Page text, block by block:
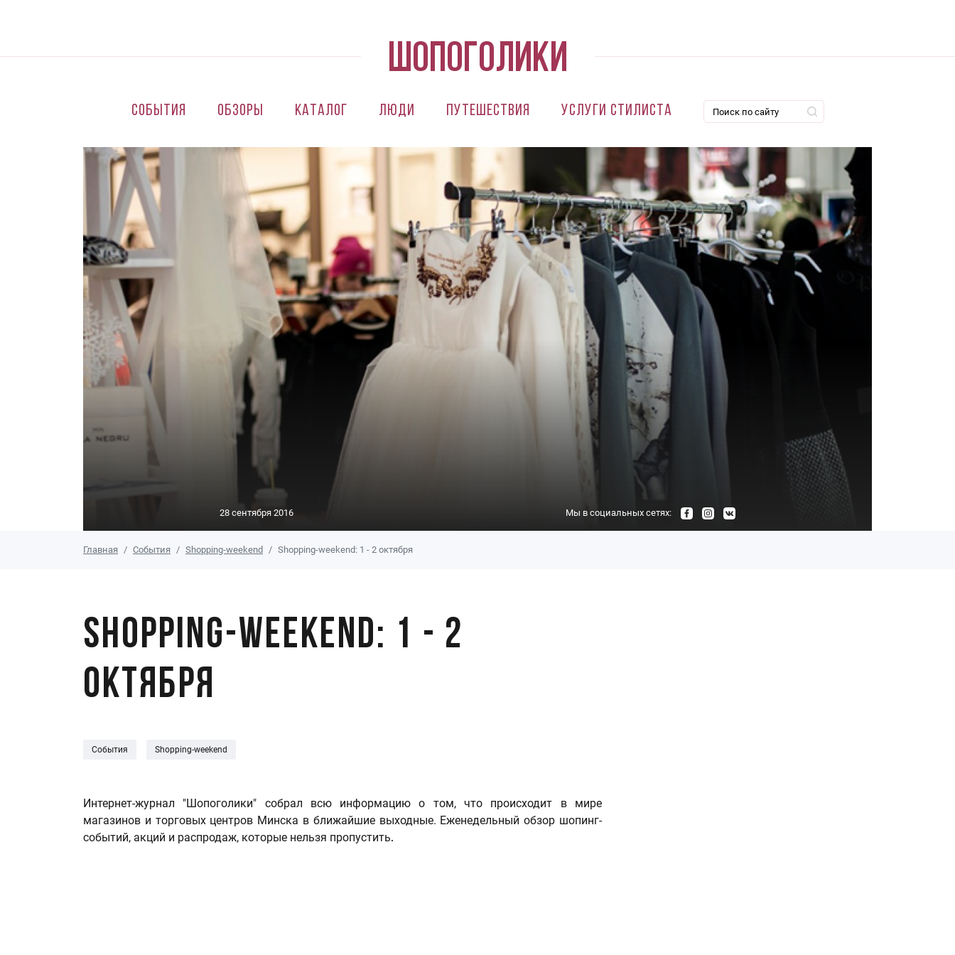
События Обзоры Каталог Люди Путешествия Услуги стилиста
28 сентября 2016 Мы в социальных сетях:
Главная События Shopping-weekend Shopping-weekend: 1 - 2 октября
Shopping-weekend: 1 - 2
октября
События Shopping-weekend
Интернет-журнал "Шопоголики" собрал всю информацию о том, что происходит в мире
магазинов и торговых центров Минска в ближайшие выходные. Еженедельный обзор шопинг-
событий, акций и распродаж, которые нельзя пропустить.